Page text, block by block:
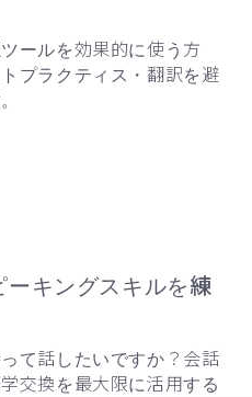
ールを効果的に使う方
プラクティス・翻訳を避
キングスキルを練
て話したいですか？会話
交換を最大限に活用する